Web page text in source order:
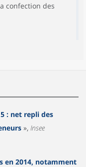
confection des
: net repli des
», Insee
en 2014, notamment